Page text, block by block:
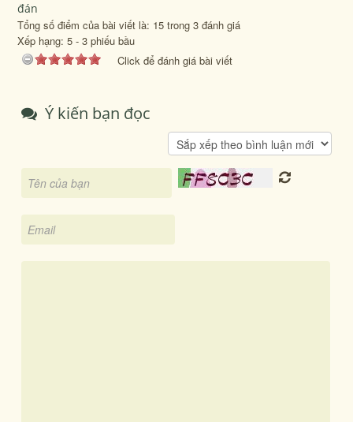
đán
Tổng số điểm của bài viết là: 15 trong 3 đánh giá
Xếp hạng:5 -3 phiếu bầu
Click để đánh giá bài viết
Ý kiến bạn đọc